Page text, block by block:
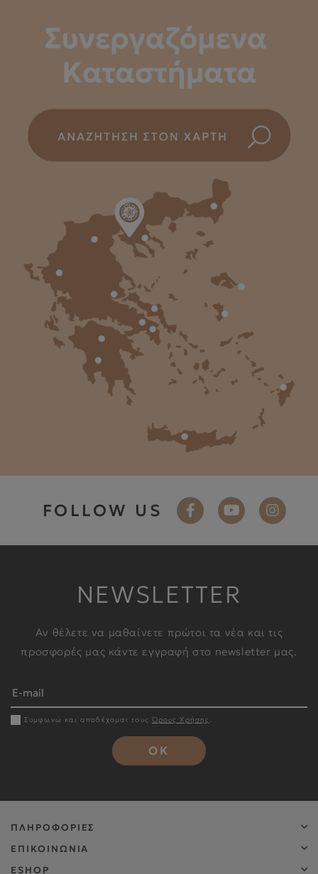
FOLLOW US
NEWSLETTER
Αν θέλετε να μαθαίνετε πρώτοι τα νέα και τις
προσφορές μας κάντε εγγραφή στο newsletter μας.
Συμφωνώ και αποδέχομαι τουςΌρους Χρήσης .
OK
ΠΛΗΡΟΦΟΡΙΕΣ
ΕΠΙΚΟΙΝΩΝΙΑ
ESHOP